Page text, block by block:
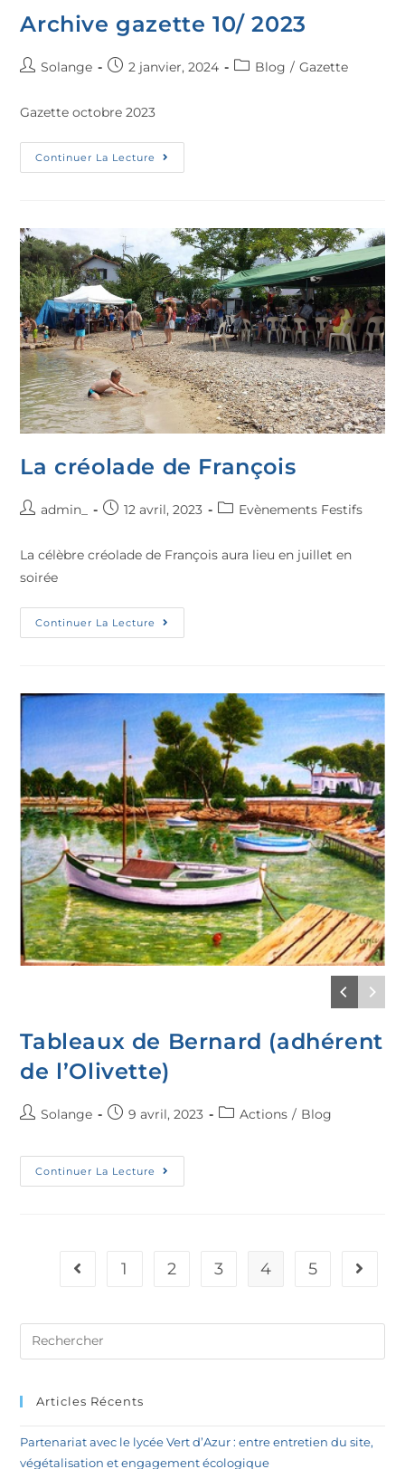
Archive gazette 10/ 2023
Solange 2 janvier, 2024 Blog / Gazette
Gazette octobre 2023
Continuer La Lecture
La créolade de François
admin_ 12 avril, 2023 Evènements Festifs
La célèbre créolade de François aura lieu en juillet en
soirée
Continuer La Lecture
Tableaux de Bernard (adhérent
de l’Olivette)
Solange 9 avril, 2023 Actions / Blog
Continuer La Lecture
1 2 3 4 5
Articles Récents
Partenariat avec le lycée Vert d’Azur : entre entretien du site,
végétalisation et engagement écologique